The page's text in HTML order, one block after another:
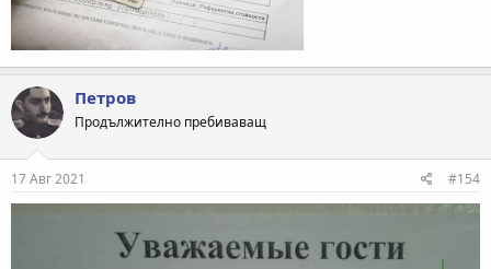
Петров
Продължително пребиваващ
17 Авг 2021 #154